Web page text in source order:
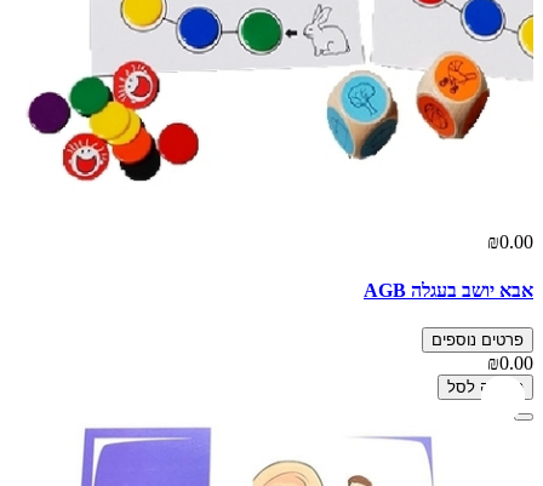
₪0.00
אבא יושב בעגלה AGB
פרטים נוספים
₪0.00
הוספה לסל